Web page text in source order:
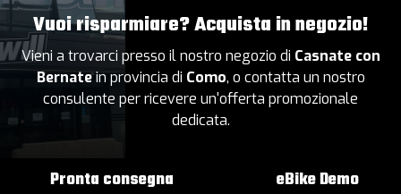
Vuoi risparmiare? Acquista in negozio!
Vieni a trovarci presso il nostro negozio di Casnate con
Bernatein provincia di Como, o contatta un nostro
consulente per ricevere un'offerta promozionale
dedicata.
Pronta consegna eBike Demo